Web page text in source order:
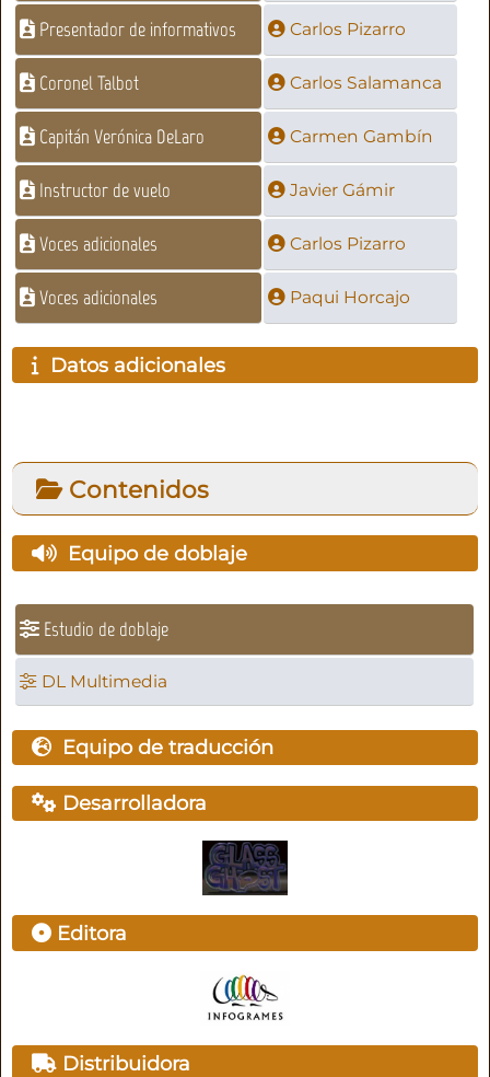
Presentador de informativos Carlos Pizarro
Coronel Talbot Carlos Salamanca
Capitán Verónica DeLaro Carmen Gambín
Instructor de vuelo Javier Gámir
Voces adicionales Carlos Pizarro
Voces adicionales Paqui Horcajo
Datos adicionales
Contenidos
Equipo de doblaje
Estudio de doblaje
DL Multimedia
Equipo de traducción
Desarrolladora
Editora
Distribuidora